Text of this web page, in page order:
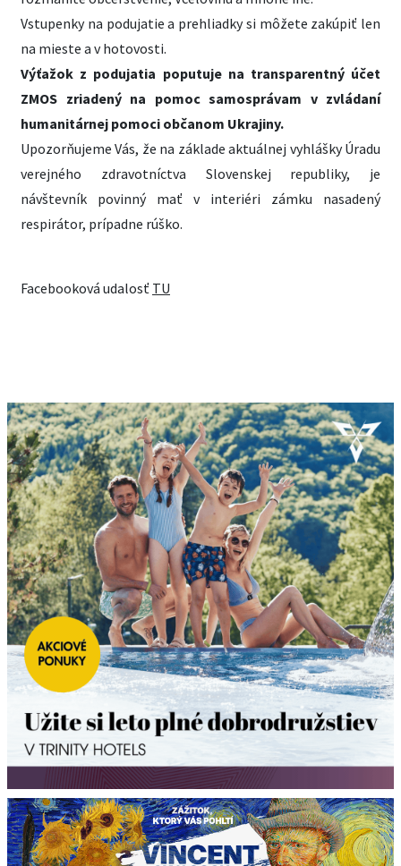
Vstupenky na podujatie a prehliadky si môžete zakúpiť len
na mieste a v hotovosti.
Výťažok z podujatia poputuje na transparentný účet
ZMOS zriadený na pomoc samosprávam v zvládaní
humanitárnej pomoci občanom Ukrajiny.
Upozorňujeme Vás, že na základe aktuálnej vyhlášky Úradu
verejného zdravotníctva Slovenskej republiky, je
návštevník povinný mať v interiéri zámku nasadený
respirátor, prípadne rúško.
Facebooková udalosť TU